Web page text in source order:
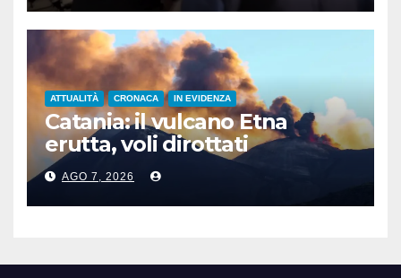
ATTUALITÀ CRONACA IN EVIDENZA
Catania: il vulcano Etna
erutta, voli dirottati
AGO 7, 2026